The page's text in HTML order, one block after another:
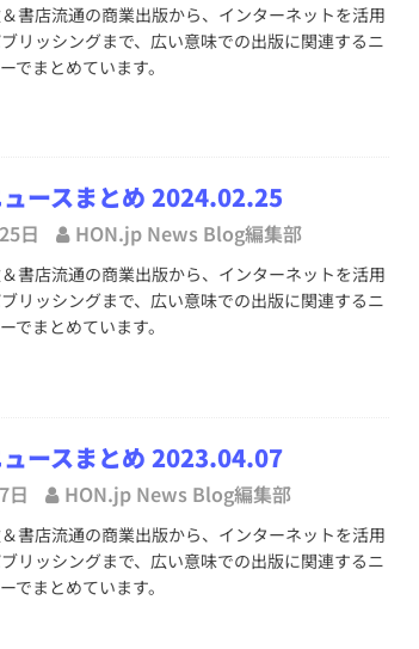
書店流通の商業出版から、インターネットを活用
リッシングまで、広い意味での出版に関連するニ
でまとめています。
ースまとめ 2024.02.25
日 HON.jp News Blog編集部
書店流通の商業出版から、インターネットを活用
リッシングまで、広い意味での出版に関連するニ
でまとめています。
ースまとめ 2023.04.07
日 HON.jp News Blog編集部
書店流通の商業出版から、インターネットを活用
リッシングまで、広い意味での出版に関連するニ
でまとめています。